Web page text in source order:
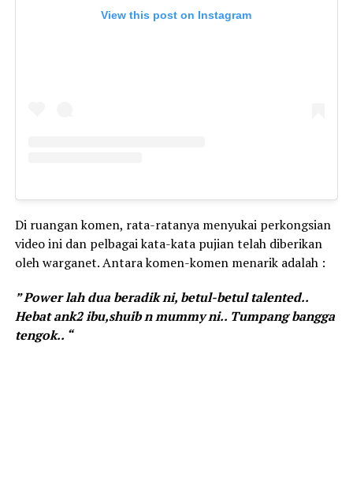
View this post on Instagram
Di ruangan komen, rata-ratanya menyukai perkongsian
video ini dan pelbagai kata-kata pujian telah diberikan
oleh warganet. Antara komen-komen menarik adalah :
” Power lah dua beradik ni, betul-betul talented..
Hebat ank2 ibu,shuib n mummy ni.. Tumpang bangga
tengok.. “